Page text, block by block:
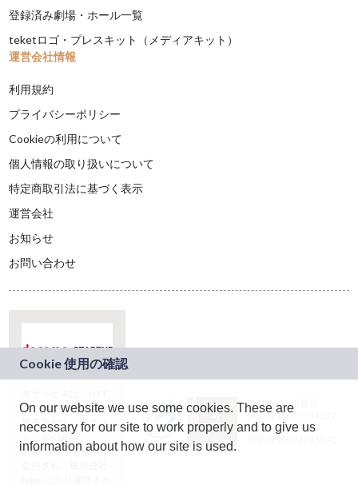
登録済み劇場・ホール一覧
teketロゴ・プレスキット（メディアキット）
運営会社情報
利用規約
プライバシーポリシー
Cookieの利用について
個人情報の取り扱いについて
特定商取引法に基づく表示
運営会社
お知らせ
お問い合わせ
ドコモグループの新
規事業創出プログラ
ム「docomo
STARTUP」を通じて
JASRAC許諾番号：
9024936001Y45037
JASRAC許諾番号：
On our website we use some cookies. These are
necessary for our site to work properly and to give us
information about how our site is used.